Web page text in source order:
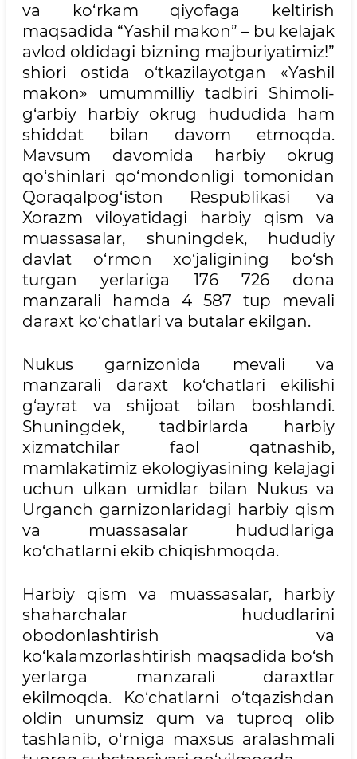
va ko‘rkam qiyofaga keltirish
maqsadida “Yashil makon” – bu kelajak
avlod oldidagi bizning majburiyatimiz!”
shiori ostida o‘tkazilayotgan «Yashil
makon» umummilliy tadbiri Shimoli-
g‘arbiy harbiy okrug hududida ham
shiddat bilan davom etmoqda.
Mavsum davomida harbiy okrug
qo‘shinlari qo‘mondonligi tomonidan
Qoraqalpog‘iston Respublikasi va
Xorazm viloyatidagi harbiy qism va
muassasalar, shuningdek, hududiy
davlat o‘rmon xo‘jaligining bo‘sh
turgan yerlariga 176 726 dona
manzarali hamda 4 587 tup mevali
daraxt ko‘chatlari va butalar ekilgan.
Nukus garnizonida mevali va
manzarali daraxt ko‘chatlari ekilishi
g‘ayrat va shijoat bilan boshlandi.
Shuningdek, tadbirlarda harbiy
xizmatchilar faol qatnashib,
mamlakatimiz ekologiyasining kelajagi
uchun ulkan umidlar bilan Nukus va
Urganch garnizonlaridagi harbiy qism
va muassasalar hududlariga
ko‘chatlarni ekib chiqishmoqda.
Harbiy qism va muassasalar, harbiy
shaharchalar hududlarini
obodonlashtirish va
ko‘kalamzorlashtirish maqsadida bo‘sh
yerlarga manzarali daraxtlar
ekilmoqda. Ko‘chatlarni o‘tqazishdan
oldin unumsiz qum va tuproq olib
tashlanib, o‘rniga maxsus aralashmali